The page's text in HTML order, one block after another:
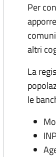
Per
altri
La
le